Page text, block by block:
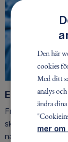
Ett friluftsliv
ska upptäcka
naturen ger.
Den här
cookies
Med ditt
analys
ändra
mer